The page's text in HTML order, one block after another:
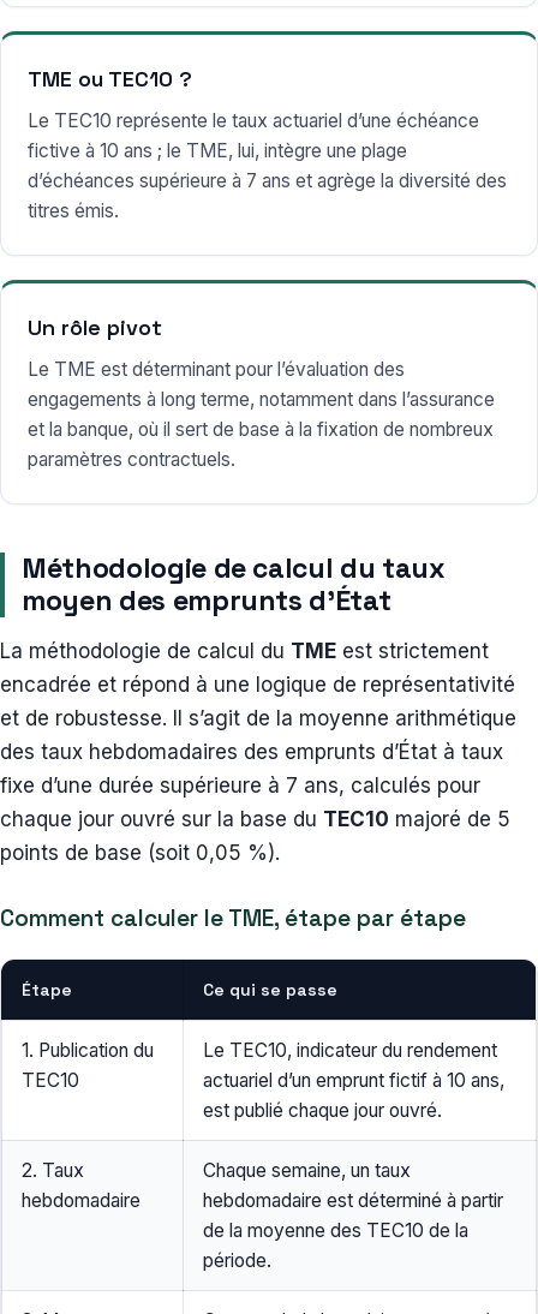
TME ou TEC10 ?
Le TEC10 représente le taux actuariel d’une échéance
fictive à 10 ans ; le TME, lui, intègre une plage
d’échéances supérieure à 7 ans et agrège la diversité des
titres émis.
Un rôle pivot
Le TME est déterminant pour l’évaluation des
engagements à long terme, notamment dans l’assurance
et la banque, où il sert de base à la fixation de nombreux
paramètres contractuels.
Méthodologie de calcul du taux
moyen des emprunts d’État
La méthodologie de calcul du TME est strictement
encadrée et répond à une logique de représentativité
et de robustesse. Il s’agit de la moyenne arithmétique
des taux hebdomadaires des emprunts d’État à taux
fixe d’une durée supérieure à 7 ans, calculés pour
chaque jour ouvré sur la base du TEC10 majoré de 5
points de base (soit 0,05 %).
Comment calculer le TME, étape par étape
Étape Ce qui se passe
1. Publication du
TEC10
Le TEC10, indicateur du rendement
actuariel d’un emprunt fictif à 10 ans,
est publié chaque jour ouvré.
2. Taux
hebdomadaire
Chaque semaine, un taux
hebdomadaire est déterminé à partir
de la moyenne des TEC10 de la
période.